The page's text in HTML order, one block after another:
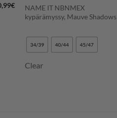
€
NAME IT NBNMEX
kypärämyssy, Mauve Shadows
34/39 40/44 45/47
Clear